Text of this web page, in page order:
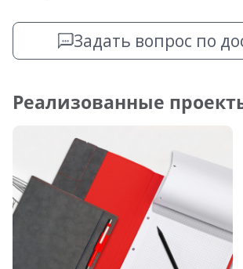
Задать вопрос по
Реализованные